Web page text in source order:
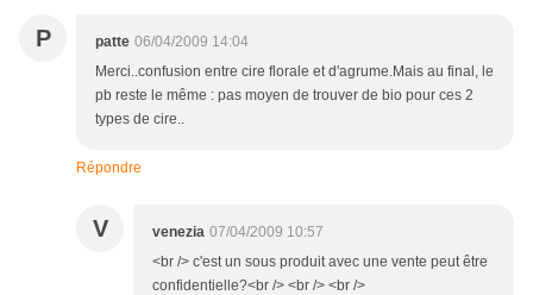
P patte 06/04/2009 14:04
Merci..confusion entre cire florale et d'agrume.Mais au final, le
pb reste le même : pas moyen de trouver de bio pour ces 2
types de cire..
Répondre
V venezia 07/04/2009 10:57
<br /> c'est un sous produit avec une vente peut être
confidentielle?<br /> <br /> <br />